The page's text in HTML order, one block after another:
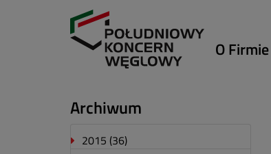
Główna
O Firmie
Archiwum
2015 (36)